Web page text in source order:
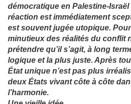
démocratique en Palestine-Israël
réaction est immédiatement
est souvent jugée utopique.
minutieux des réalités du conflit
prétendre qu’il s’agit, à long
logique et la plus juste. Après
État unique n’est pas plus
deux États vivant côte à côte
l’harmonie.